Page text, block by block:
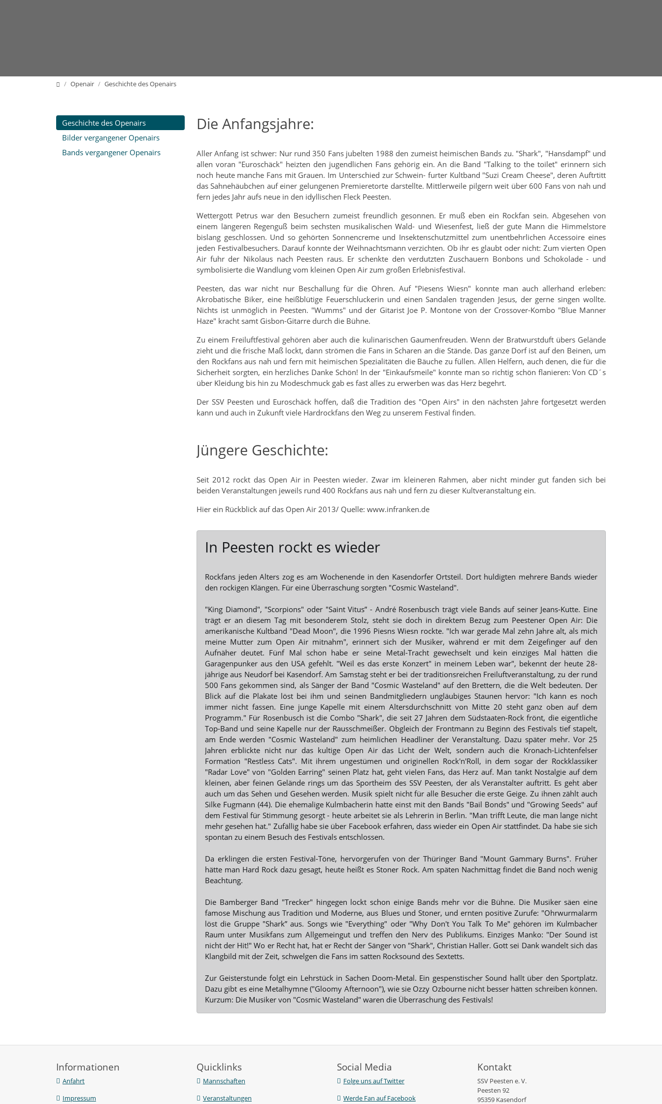
HomeOpenair Geschichte des Openairs
Die Anfangsjahre:
Aller Anfang ist schwer: Nur rund 350 Fans jubelten 1988 den zumeist heimischen Bands zu. "Shark", "Hansdampf" und
allen voran "Euroschäck" heizten den jugendlichen Fans gehörig ein. An die Band "Talking to the toilet" erinnern sich
noch heute manche Fans mit Grauen. Im Unterschied zur Schwein- furter Kultband "Suzi Cream Cheese", deren Auftrtitt
das Sahnehäubchen auf einer gelungenen Premieretorte darstellte. Mittlerweile pilgern weit über 600 Fans von nah und
fern jedes Jahr aufs neue in den idyllischen Fleck Peesten.
Wettergott Petrus war den Besuchern zumeist freundlich gesonnen. Er muß eben ein Rockfan sein. Abgesehen von
einem längeren Regenguß beim sechsten musikalischen Wald- und Wiesenfest, ließ der gute Mann die Himmelstore
bislang geschlossen. Und so gehörten Sonnencreme und Insektenschutzmittel zum unentbehrlichen Accessoire eines
jeden Festivalbesuchers. Darauf konnte der Weihnachtsmann verzichten. Ob ihr es glaubt oder nicht: Zum vierten Open
Air fuhr der Nikolaus nach Peesten raus. Er schenkte den verdutzten Zuschauern Bonbons und Schokolade - und
symbolisierte die Wandlung vom kleinen Open Air zum großen Erlebnisfestival.
Peesten, das war nicht nur Beschallung für die Ohren. Auf "Piesens Wiesn" konnte man auch allerhand erleben:
Akrobatische Biker, eine heißblütige Feuerschluckerin und einen Sandalen tragenden Jesus, der gerne singen wollte.
Nichts ist unmöglich in Peesten. "Wumms" und der Gitarist Joe P. Montone von der Crossover-Kombo "Blue Manner
Haze" kracht samt Gisbon-Gitarre durch die Bühne.
Zu einem Freiluftfestival gehören aber auch die kulinarischen Gaumenfreuden. Wenn der Bratwurstduft übers Gelände
zieht und die frische Maß lockt, dann strömen die Fans in Scharen an die Stände. Das ganze Dorf ist auf den Beinen, um
den Rockfans aus nah und fern mit heimischen Spezialitäten die Bäuche zu füllen. Allen Helfern, auch denen, die für die
Sicherheit sorgten, ein herzliches Danke Schön! In der "Einkaufsmeile" konnte man so richtig schön flanieren: Von CD´s
über Kleidung bis hin zu Modeschmuck gab es fast alles zu erwerben was das Herz begehrt.
Der SSV Peesten und Euroschäck hoffen, daß die Tradition des "Open Airs" in den nächsten Jahre fortgesetzt werden
kann und auch in Zukunft viele Hardrockfans den Weg zu unserem Festival finden.
Jüngere Geschichte:
Seit 2012 rockt das Open Air in Peesten wieder. Zwar im kleineren Rahmen, aber nicht minder gut fanden sich bei
beiden Veranstaltungen jeweils rund 400 Rockfans aus nah und fern zu dieser Kultveranstaltung ein.
Hier ein Rückblick auf das Open Air 2013/ Quelle: www.infranken.de
In Peesten rockt es wieder
Rockfans jeden Alters zog es am Wochenende in den Kasendorfer Ortsteil. Dort huldigten mehrere Bands wieder
den rockigen Klängen. Für eine Überraschung sorgten "Cosmic Wasteland".
"King Diamond", "Scorpions" oder "Saint Vitus” - André Rosenbusch trägt viele Bands auf seiner Jeans-Kutte. Eine
trägt er an diesem Tag mit besonderem Stolz, steht sie doch in direktem Bezug zum Peestener Open Air: Die
amerikanische Kultband "Dead Moon", die 1996 Piesns Wiesn rockte. "Ich war gerade Mal zehn Jahre alt, als mich
meine Mutter zum Open Air mitnahm", erinnert sich der Musiker, während er mit dem Zeigefinger auf den
Aufnäher deutet. Fünf Mal schon habe er seine Metal-Tracht gewechselt und kein einziges Mal hätten die
Garagenpunker aus den USA gefehlt. "Weil es das erste Konzert" in meinem Leben war", bekennt der heute 28-
jährige aus Neudorf bei Kasendorf. Am Samstag steht er bei der traditionsreichen Freiluftveranstaltung, zu der rund
500 Fans gekommen sind, als Sänger der Band "Cosmic Wasteland" auf den Brettern, die die Welt bedeuten. Der
Blick auf die Plakate löst bei ihm und seinen Bandmitgliedern ungläubiges Staunen hervor: "Ich kann es noch
immer nicht fassen. Eine junge Kapelle mit einem Altersdurchschnitt von Mitte 20 steht ganz oben auf dem
Programm." Für Rosenbusch ist die Combo "Shark", die seit 27 Jahren dem Südstaaten-Rock frönt, die eigentliche
Top-Band und seine Kapelle nur der Rausschmeißer. Obgleich der Frontmann zu Beginn des Festivals tief stapelt,
am Ende werden "Cosmic Wasteland" zum heimlichen Headliner der Veranstaltung. Dazu später mehr. Vor 25
Jahren erblickte nicht nur das kultige Open Air das Licht der Welt, sondern auch die Kronach-Lichtenfelser
Formation "Restless Cats". Mit ihrem ungestümen und originellen Rock'n'Roll, in dem sogar der Rockklassiker
"Radar Love" von "Golden Earring" seinen Platz hat, geht vielen Fans, das Herz auf. Man tankt Nostalgie auf dem
kleinen, aber feinen Gelände rings um das Sportheim des SSV Peesten, der als Veranstalter auftritt. Es geht aber
auch um das Sehen und Gesehen werden. Musik spielt nicht für alle Besucher die erste Geige. Zu ihnen zählt auch
Silke Fugmann (44). Die ehemalige Kulmbacherin hatte einst mit den Bands "Bail Bonds" und "Growing Seeds" auf
dem Festival für Stimmung gesorgt - heute arbeitet sie als Lehrerin in Berlin. "Man trifft Leute, die man lange nicht
mehr gesehen hat." Zufällig habe sie über Facebook erfahren, dass wieder ein Open Air stattfindet. Da habe sie sich
spontan zu einem Besuch des Festivals entschlossen.
Da erklingen die ersten Festival-Töne, hervorgerufen von der Thüringer Band "Mount Gammary Burns". Früher
hätte man Hard Rock dazu gesagt, heute heißt es Stoner Rock. Am späten Nachmittag findet die Band noch wenig
Beachtung.
Die Bamberger Band "Trecker" hingegen lockt schon einige Bands mehr vor die Bühne. Die Musiker säen eine
famose Mischung aus Tradition und Moderne, aus Blues und Stoner, und ernten positive Zurufe: "Ohrwurmalarm
löst die Gruppe "Shark” aus. Songs wie "Everything" oder "Why Don't You Talk To Me" gehören im Kulmbacher
Raum unter Musikfans zum Allgemeingut und treffen den Nerv des Publikums. Einziges Manko: "Der Sound ist
nicht der Hit!" Wo er Recht hat, hat er Recht der Sänger von "Shark", Christian Haller. Gott sei Dank wandelt sich das
Klangbild mit der Zeit, schwelgen die Fans im satten Rocksound des Sextetts.
Zur Geisterstunde folgt ein Lehrstück in Sachen Doom-Metal. Ein gespenstischer Sound hallt über den Sportplatz.
Dazu gibt es eine Metalhymne ("Gloomy Afternoon"), wie sie Ozzy Ozbourne nicht besser hätten schreiben können.
Kurzum: Die Musiker von "Cosmic Wasteland" waren die Überraschung des Festivals!
Geschichte des Openairs
Bilder vergangener Openairs
Bands vergangener Openairs
Informationen
Anfahrt
Impressum
Quicklinks
Mannschaften
Veranstaltungen
Social Media
Folge uns auf Twitter
Werde Fan auf Facebook
Kontakt
SSV Peesten e. V.
Peesten 92
95359 Kasendorf